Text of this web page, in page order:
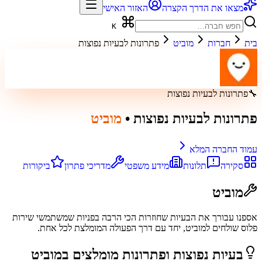
מצאו את הדרך הקצרה האזור האישי
בית חברות מוביט פתרונות לבעיות נפוצות
🔧פתרונות לבעיות נפוצות
פתרונות לבעיות נפוצות • מוביט
עמוד החברה המלא
סקירה
תלונות מידע משפטי מדריכי פתרון ביקורות
מוביט
אספנו עבורך את הבעיות שחוזרות הכי הרבה בפניות שמשתמשי שירות
פלוס שולחים למוביט, יחד עם דרך הפעולה המומלצת לכל אחת.
בעיות נפוצות ופתרונות מומלצים במוביט